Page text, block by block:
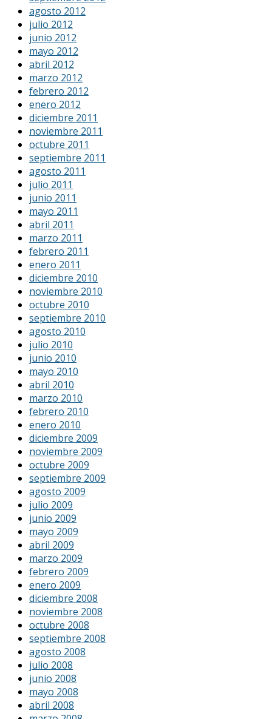
agosto 2012
julio 2012
junio 2012
mayo 2012
abril 2012
marzo 2012
febrero 2012
enero 2012
diciembre 2011
noviembre 2011
octubre 2011
septiembre 2011
agosto 2011
julio 2011
junio 2011
mayo 2011
abril 2011
marzo 2011
febrero 2011
enero 2011
diciembre 2010
noviembre 2010
octubre 2010
septiembre 2010
agosto 2010
julio 2010
junio 2010
mayo 2010
abril 2010
marzo 2010
febrero 2010
enero 2010
diciembre 2009
noviembre 2009
octubre 2009
septiembre 2009
agosto 2009
julio 2009
junio 2009
mayo 2009
abril 2009
marzo 2009
febrero 2009
enero 2009
diciembre 2008
noviembre 2008
octubre 2008
septiembre 2008
agosto 2008
julio 2008
junio 2008
mayo 2008
abril 2008